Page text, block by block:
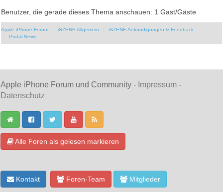
Benutzer, die gerade dieses Thema anschauen: 1 Gast/Gäste
Apple iPhone Forum iSZENE Allgemein
iSZENE Ankündigungen & Feedback
Portal News
Apple iPhone Forum und Community - Impressum -
Datenschutz
Alle Foren als gelesen markieren
Kontakt Foren-Team Mitglieder